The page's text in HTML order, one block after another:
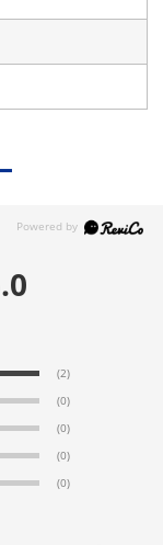
(2)
(0)
(0)
(0)
(0)